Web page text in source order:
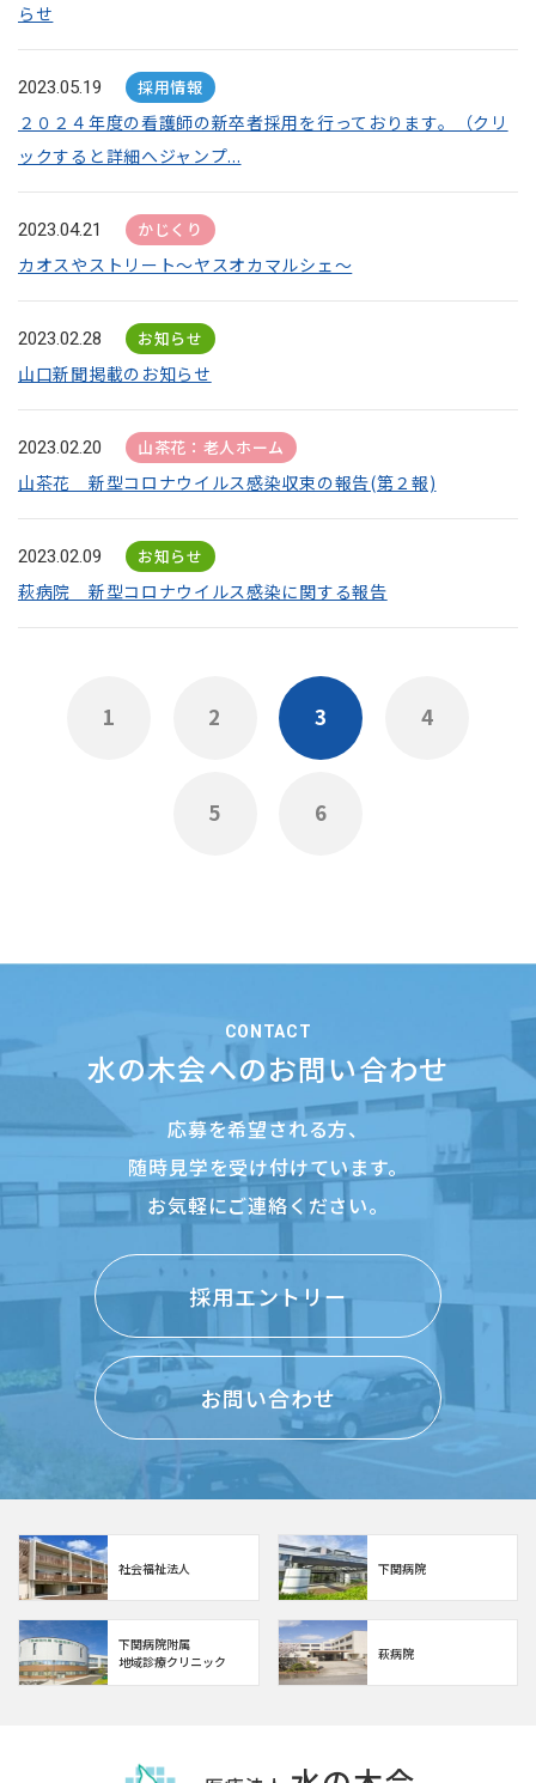
らせ
2023.05.19 採用情報
２０２４年度の看護師の新卒者採用を行っております。（クリ
ックすると詳細へジャンプ...
2023.04.21 かじくり
カオスやストリート～ヤスオカマルシェ～
2023.02.28 お知らせ
山口新聞掲載のお知らせ
2023.02.20 山茶花：老人ホーム
山茶花 新型コロナウイルス感染収束の報告(第２報)
2023.02.09 お知らせ
萩病院 新型コロナウイルス感染に関する報告
1 2 3 4
5 6
CONTACT
水の木会へのお問い合わせ
応募を希望される方、
随時見学を受け付けています。
お気軽にご連絡ください。
採用エントリー
お問い合わせ
社会福祉法人 下関病院
下関病院附属
地域診療クリニック
萩病院